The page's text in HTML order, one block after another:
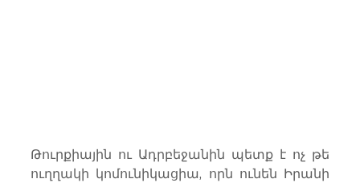
Թուրքիային ու Ադրբեջանին պետք է ոչ թե
ուղղակի կոմունիկացիա, որն ունեն Իրանի